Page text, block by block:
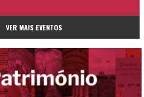
VER MAIS EVENTOS